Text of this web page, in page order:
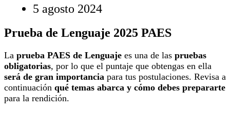
5 agosto 2024
Prueba de Lenguaje 2025 PAES
La prueba PAES de Lenguaje es una de las pruebas
obligatorias, por lo que el puntaje que obtengas en ella
será de gran importancia para tus postulaciones. Revisa a
continuación qué temas abarca y cómo debes prepararte
para la rendición.